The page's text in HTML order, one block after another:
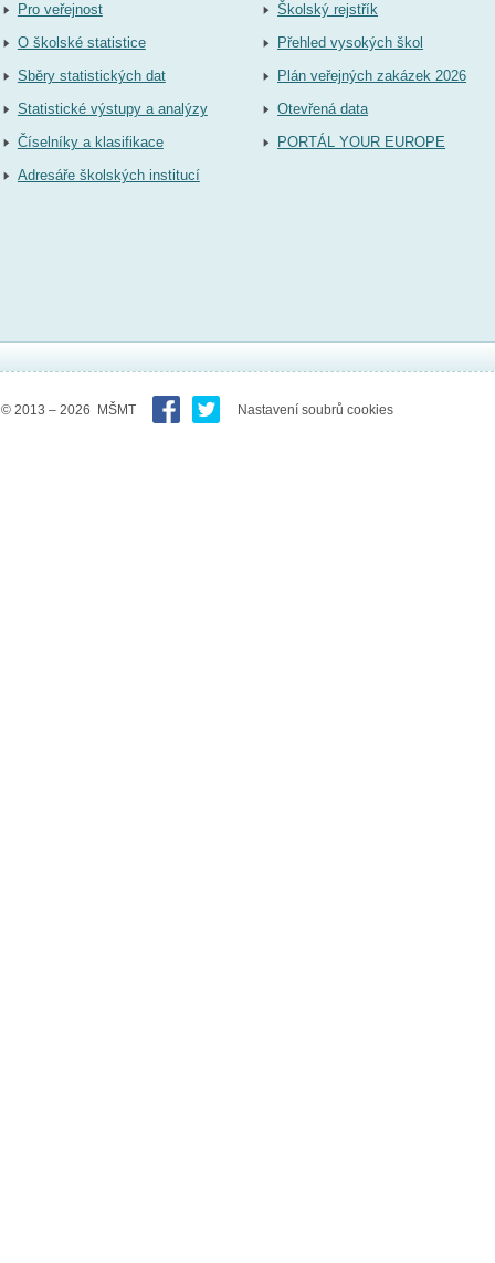
Pro veřejnost
O školské statistice
Sběry statistických dat
Statistické výstupy a analýzy
Číselníky a klasifikace
Adresáře školských institucí
Školský rejstřík
Přehled vysokých škol
Plán veřejných zakázek 2026
Otevřená data
PORTÁL YOUR EUROPE
© 2013 – 2026 MŠMT Nastavení soubrů cookies